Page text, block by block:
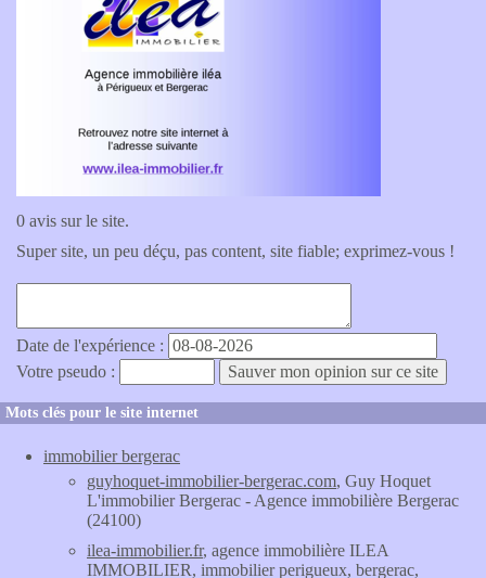
0 avis sur le site.
Super site, un peu déçu, pas content, site fiable; exprimez-vous !
Date de l'expérience :
Votre pseudo :
Mots clés pour le site internet
immobilier bergerac
guyhoquet-immobilier-bergerac.com, Guy Hoquet
L'immobilier Bergerac - Agence immobilière Bergerac
(24100)
ilea-immobilier.fr, agence immobilière ILEA
IMMOBILIER, immobilier perigueux, bergerac,